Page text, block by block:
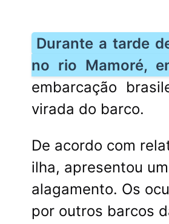
Durante a tarde
no rio Mamoré,
embarcação
virada do barco.
De acordo com
ilha, apresentou
alagamento. Os
por outros barcos